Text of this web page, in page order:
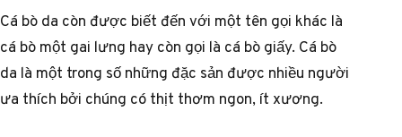
Cá bò da còn được biết đến với một tên gọi khác là
cá bò một gai lưng hay còn gọi là cá bò giấy. Cá bò
da là một trong số những đặc sản được nhiều người
ưa thích bởi chúng có thịt thơm ngon, ít xương.